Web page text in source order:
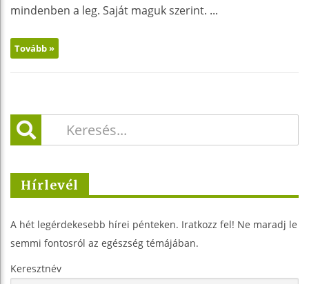
mindenben a leg. Saját maguk szerint. ...
Tovább »
Hírlevél
A hét legérdekesebb hírei pénteken. Iratkozz fel! Ne maradj le
semmi fontosról az egészség témájában.
Keresztnév